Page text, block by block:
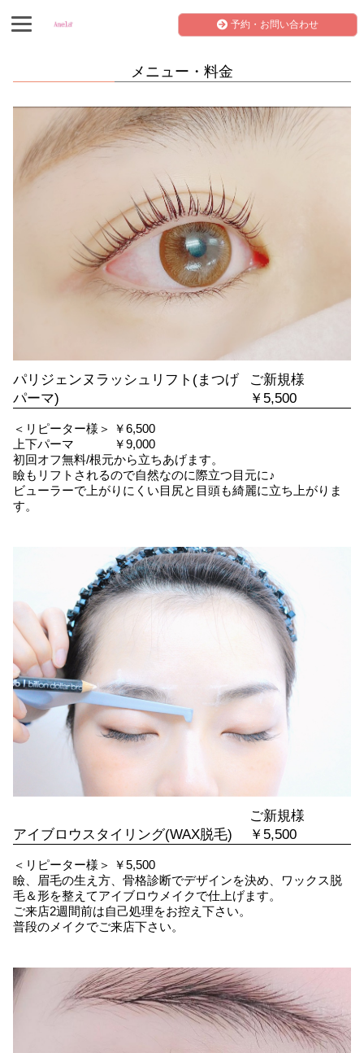
予約・お問い合わせ
メニュー・料金
パリジェンヌラッシュリフト(まつげ
パーマ)
ご新規様
￥5,500
＜リピーター様＞ ￥6,500
上下パーマ ￥9,000
初回オフ無料/根元から立ちあげます。
瞼もリフトされるので自然なのに際立つ目元に♪
ビューラーで上がりにくい目尻と目頭も綺麗に立ち上がりま
す。
アイブロウスタイリング(WAX脱毛)
ご新規様
￥5,500
＜リピーター様＞ ￥5,500
瞼、眉毛の生え方、骨格診断でデザインを決め、ワックス脱
毛＆形を整えてアイブロウメイクで仕上げます。
ご来店2週間前は自己処理をお控え下さい。
普段のメイクでご来店下さい。